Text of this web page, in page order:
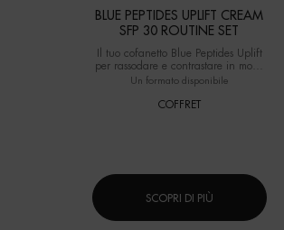
BLUE PEPTIDES UPLIFT CREAM
SFP 30 ROUTINE SET
Il tuo cofanetto Blue Peptides Uplift
per rassodare e contrastare in modo
intensivo i segni visibili
Un formato disponibile
COFFRET
SCOPRI DI PIÙ